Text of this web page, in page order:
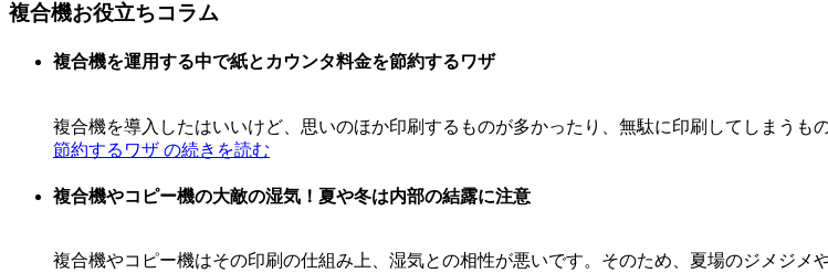
複合機お役立ちコラム
複合機を運用する中で紙とカウンタ料金を節約するワザ
複合機を導入したはいいけど、思いのほか印刷するものが多かったり、無駄に印刷してしまうも
節約するワザ の続きを読む
複合機やコピー機の大敵の湿気！夏や冬は内部の結露に注意
複合機やコピー機はその印刷の仕組み上、湿気との相性が悪いです。そのため、夏場のジメジメ